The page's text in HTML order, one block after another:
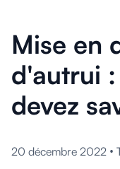
Mise en
d'autrui
devez
20 décembre 2022 •